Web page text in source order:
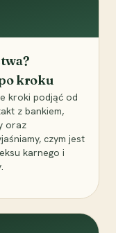
kroku
kroki podjąć od
z bankiem,
oraz
czym jest
karnego i